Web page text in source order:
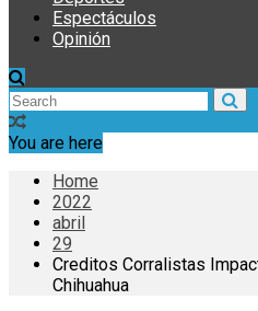
Espectáculos
Opinión
You are here
Home
2022
abril
29
Creditos Corralistas
Chihuahua